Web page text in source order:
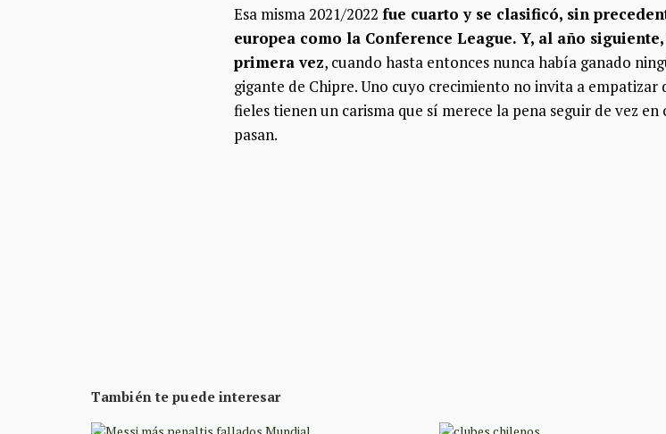
Esa misma 2021/2022 fue cuarto y se clasificó, sin
europea como la Conference League. Y, al año
primera vez, cuando hasta entonces nunca había ganado
gigante de Chipre. Uno cuyo crecimiento no invita a empatizar
fieles tienen un carisma que sí merece la pena seguir de vez
pasan.
También te puede interesar